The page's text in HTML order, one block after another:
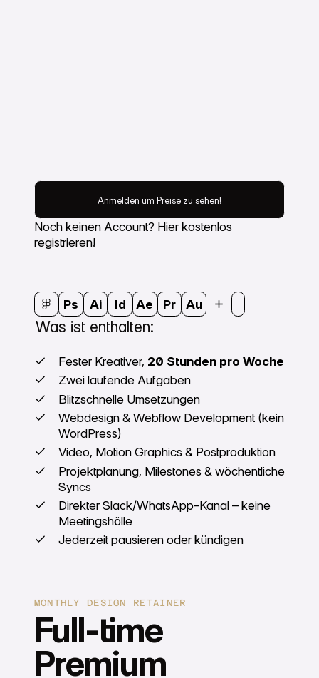
Anmelden um Preise zu
Anmelden um Preise zu sehen!
Noch keinen Account? Hier kostenlos
registrieren!
Ps Ai Id Ae Pr Au
Was ist enthalten:
Fester Kreativer, 20 Stunden pro Woche
Zwei laufende Aufgaben
Blitzschnelle Umsetzungen
Webdesign & Webflow Development (kein
WordPress)
Video, Motion Graphics & Postproduktion
Projektplanung, Milestones & wöchentliche
Syncs
Direkter Slack/WhatsApp-Kanal – keine
Meetingshölle
Jederzeit pausieren oder kündigen
MONTHLY DESIGN RETAINER
Full-time
Premium